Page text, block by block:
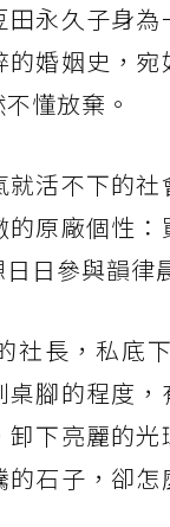
永久子身
婚姻史，
懂放棄。
活不下的
原廠個性
日參與韻律
社長，私底
腳的程度
下亮麗的
石子，卻